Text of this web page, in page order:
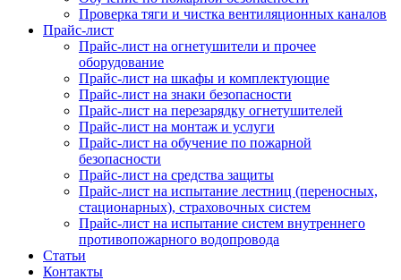
Проверка тяги и чистка вентиляционных каналов
Прайс-лист
Прайс-лист на огнетушители и прочее
оборудование
Прайс-лист на шкафы и комплектующие
Прайс-лист на знаки безопасности
Прайс-лист на перезарядку огнетушителей
Прайс-лист на монтаж и услуги
Прайс-лист на обучение по пожарной
безопасности
Прайс-лист на средства защиты
Прайс-лист на испытание лестниц (переносных,
стационарных), страховочных систем
Прайс-лист на испытание систем внутреннего
противопожарного водопровода
Статьи
Контакты